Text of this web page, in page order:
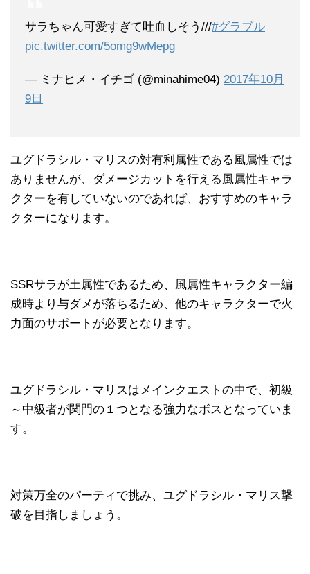
サラちゃん可愛すぎて吐血しそう///#グラブル
pic.twitter.com/5omg9wMepg
— ミナヒメ・イチゴ (@minahime04) 2017年10月
9日
ユグドラシル・マリスの対有利属性である風属性では
ありませんが、ダメージカットを行える風属性キャラ
クターを有していないのであれば、おすすめのキャラ
クターになります。
SSRサラが土属性であるため、風属性キャラクター編
成時より与ダメが落ちるため、他のキャラクターで火
力面のサポートが必要となります。
ユグドラシル・マリスはメインクエストの中で、初級
～中級者が関門の１つとなる強力なボスとなっていま
す。
対策万全のパーティで挑み、ユグドラシル・マリス撃
破を目指しましょう。